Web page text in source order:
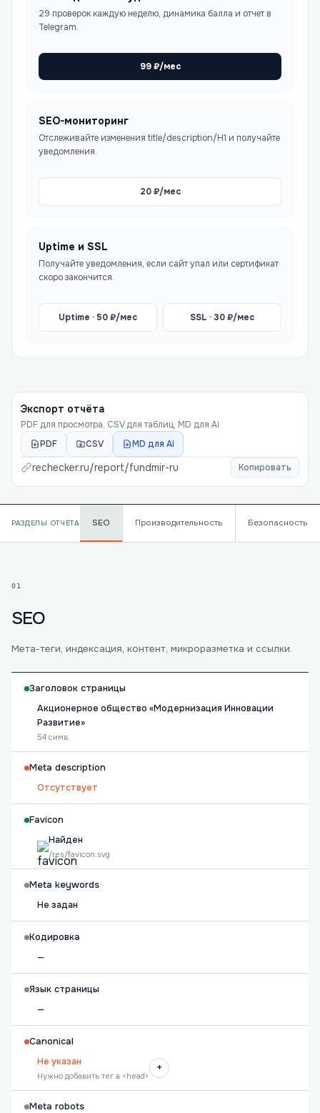
29 проверок каждую неделю, динамика балла и отчет в
Telegram.
99₽/мес
SEO-мониторинг
Отслеживайте изменения title/description/H1 и получайте
уведомления.
20₽/мес
Uptime и SSL
Получайте уведомления, если сайт упал или сертификат
скоро закончится.
Uptime ·50₽/мес SSL ·30₽/мес
Экспорт отчёта
PDF для просмотра, CSV для таблиц, MD для AI
PDF
CSV MD для AI
rechecker.ru/report/fundmir-ru Копировать
РАЗДЕЛЫ ОТЧЁТА SEO Производительность Безопасность
01
SEO
Мета-теги, индексация, контент, микроразметка и ссылки.
Заголовок страницы
Акционерное общество «Модернизация Инновации
Развитие»
54 симв.
Meta description
Отсутствует
Favicon
Найден
/res/favicon.svg
Meta keywords
Не задан
Кодировка
—
Язык страницы
—
Canonical
Не указан
Нужно добавить тег в <head>
+
Meta robots